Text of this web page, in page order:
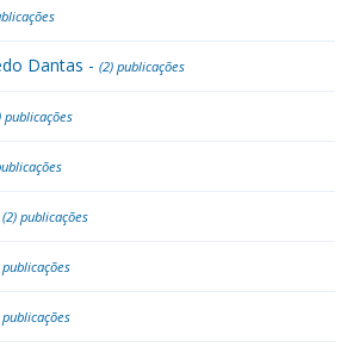
Dantas - (2) publicações
publicações
(2) publicações
publicações
publicações